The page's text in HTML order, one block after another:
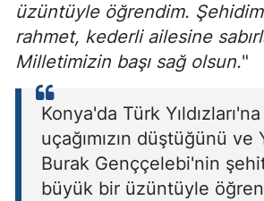
üzüntüyle öğrendim.
rahmet, kederli ailesine
Milletimizin başı sağ olsun."
Konya'da Türk
uçağımızın düştüğünü ve
Burak Genççelebi'nin
büyük bir üzüntüyle